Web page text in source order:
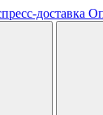
доставка